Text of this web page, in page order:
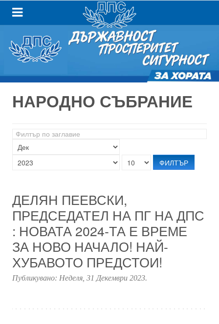
НАРОДНО СЪБРАНИЕ
Филтър
по
заглавие
ФИЛТЪР
ДЕЛЯН ПЕЕВСКИ,
ПРЕДСЕДАТЕЛ НА ПГ НА ДПС
: НОВАТА 2024-ТА Е ВРЕМЕ
ЗА НОВО НАЧАЛО! НАЙ-
ХУБАВОТО ПРЕДСТОИ!
Публикувано: Неделя, 31 Декември 2023.